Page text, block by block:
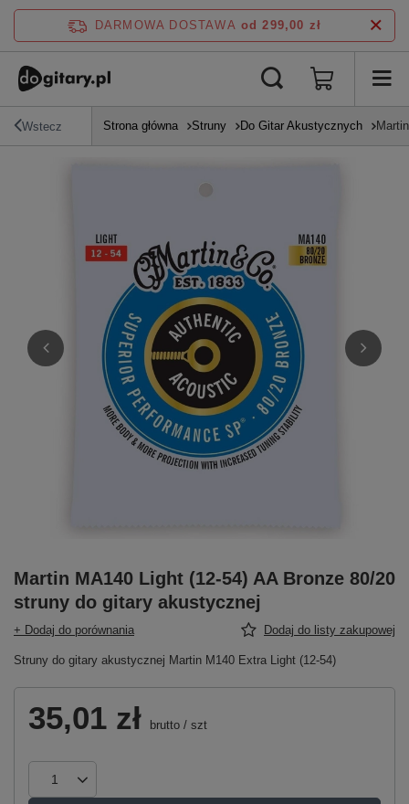
DARMOWA DOSTAWA od 299,00 zł
Wstecz Strona główna Struny Do Gitar Akustycznych
Martin MA140 Light (12-54) AA Bronze 80/20
struny do gitary akustycznej
+ Dodaj do porównania Dodaj do listy zakupowej
Struny do gitary akustycznej Martin M140 Extra Light (12-54)
35,01 zł brutto / szt